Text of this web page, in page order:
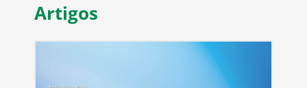
Artigos